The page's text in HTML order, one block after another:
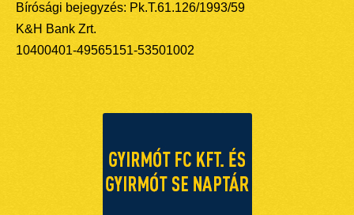
Bírósági bejegyzés: Pk.T.61.126/1993/59
K&H Bank Zrt.
10400401-49565151-53501002